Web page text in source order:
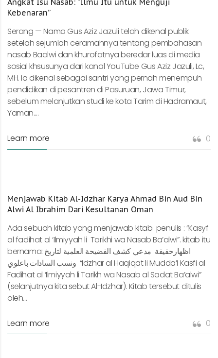
Angkat Isu Nasab: “Ilmu Itu untuk Menguji
Kebenaran”
Serang — Nama Gus Aziz Jazuli telah dikenal publik
setelah sejumlah ceramahnya tentang pembahasan
nasab Baalwi dan khurofatnya beredar luas di media
sosial khsusunya dari kanal YouTube Gus Aziz Jazuli, Lc,
MH. Ia dikenal sebagai santri yang pernah menempuh
pendidikan di pesantren di Pasuruan, Jawa Timur,
sebelum melanjutkan studi ke kota Tarim di Hadramaut,
Yaman....
Learn more 0
Menjawab Kitab Al-Idzhar Karya Ahmad Bin Aud Bin
Alwi Al Ibrahim Dari Kesultanan Oman
Ada sebuah kitab yang menjawab kitab penulis : “Kasyf
al fadihat al ‘Ilmiyyah li Tarikhi wa Nasab Ba’alwi”. kitab itu
bernama: اظهارحقيقة مدعي كشف الفضيحة العلمية لتاريخ
ونسب السادات باعلوي “Idzhar al Haqiqat li Mudda’I Kasfi al
Fadihat al ‘Ilmiyyah li Tarikh wa Nasab al Sadat Ba’alwi”
(selanjutnya kita sebut Al-Idzhar). Kitab tersebut ditulis
oleh...
Learn more 0